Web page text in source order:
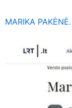
MARIKA